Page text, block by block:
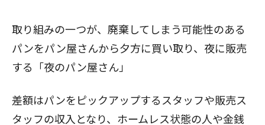
取り組みの一つが、廃棄してしまう可能性のある
パンをパン屋さんから夕方に買い取り、夜に販売
する「夜のパン屋さん」
差額はパンをピックアップするスタッフや販売ス
タッフの収入となり、ホームレス状態の人や金銭